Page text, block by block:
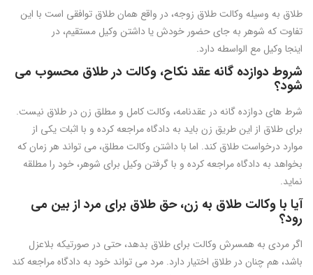
طلاق به وسیله وکالت طلاق زوجه، در واقع همان طلاق توافقی است با این
تفاوت که شوهر به جای حضور خودش یا داشتن وکیل مستقیم، در
اینجا وکیل مع الواسطه دارد.
شروط دوازده گانه عقد نکاح، وکالت در طلاق محسوب می
شود؟
شرط های دوازده گانه در عقدنامه، وکالت کامل و مطلق زن در طلاق نیست.
برای طلاق از این طریق زن باید به دادگاه مراجعه کرده و با اثبات یکی از
موارد درخواست طلاق کند. اما با داشتن وکالت مطلق، می تواند هر زمان که
بخواهد به دادگاه مراجعه کرده و با گرفتن وکیل برای شوهر، خود را مطلقه
نماید.
رود؟
اگر مردی به همسرش وکالت برای طلاق بدهد، حتی در صورتیکه بلاعزل
باشد، هم چنان در طلاق اختیار دارد. مرد می تواند خود به دادگاه مراجعه کند